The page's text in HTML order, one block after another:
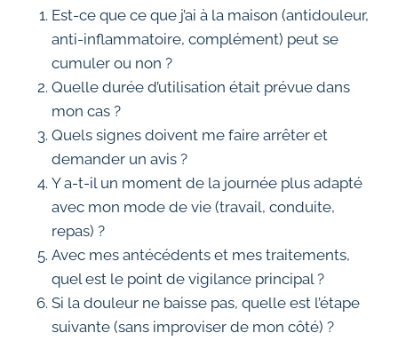
Est-ce que ce que j’ai à la maison (antidouleur,
anti-inflammatoire, complément) peut se
cumuler ou non ?
Quelle durée d’utilisation était prévue dans
mon cas ?
Quels signes doivent me faire arrêter et
demander un avis ?
Y a-t-il un moment de la journée plus adapté
avec mon mode de vie (travail, conduite,
repas) ?
Avec mes antécédents et mes traitements,
quel est le point de vigilance principal ?
Si la douleur ne baisse pas, quelle est l’étape
suivante (sans improviser de mon côté) ?